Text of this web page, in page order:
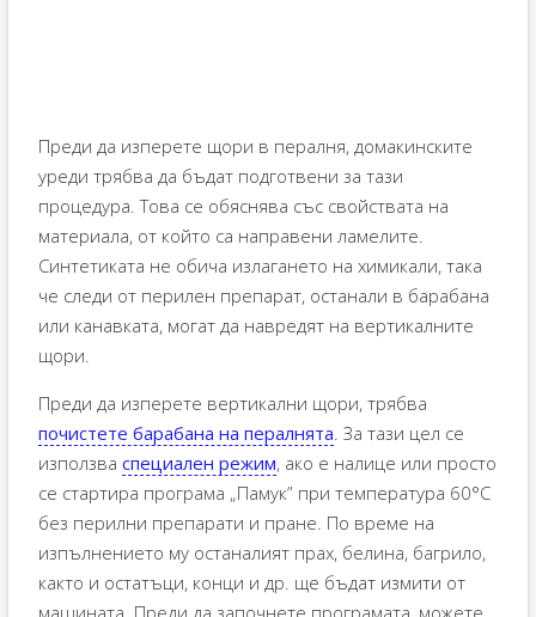
Преди да изперете щори в пералня, домакинските
уреди трябва да бъдат подготвени за тази
процедура. Това се обяснява със свойствата на
материала, от който са направени ламелите.
Синтетиката не обича излагането на химикали, така
че следи от перилен препарат, останали в барабана
или канавката, могат да навредят на вертикалните
щори.
Преди да изперете вертикални щори, трябва
почистете барабана на пералнята. За тази цел се
използва специален режим, ако е налице или просто
се стартира програма „Памук” при температура 60°C
без перилни препарати и пране. По време на
изпълнението му останалият прах, белина, багрило,
както и остатъци, конци и др. ще бъдат измити от
машината. Преди да започнете програмата, можете